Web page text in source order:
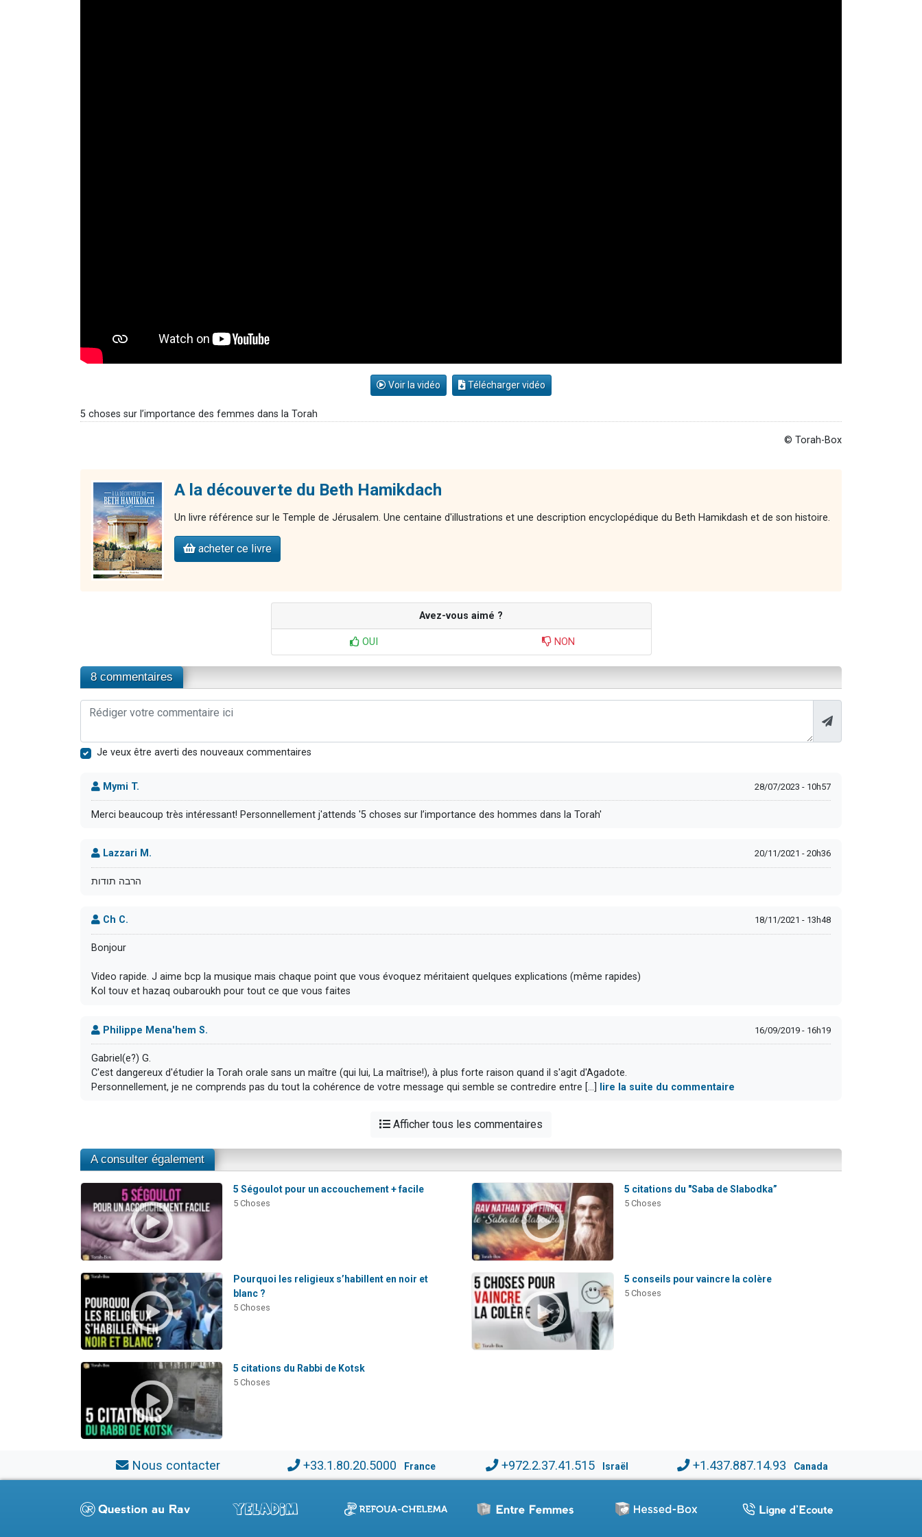
Voir la vidéo Télécharger vidéo
5 choses sur l’importance des femmes dans la Torah
© Torah-Box
A la découverte du Beth Hamikdach
Un livre référence sur le Temple de Jérusalem. Une centaine d'illustrations et une description encyclopédique du Beth Hamikdash et de son histoire.
acheter ce livre
Avez-vous aimé ?
OUI NON
8 commentaires
Je veux être averti des nouveaux commentaires
Mymi T. 28/07/2023 - 10h57
Merci beaucoup très intéressant! Personnellement j'attends '5 choses sur l’importance des hommes dans la Torah'
Lazzari M. 20/11/2021 - 20h36
הרבה תודות
Ch C. 18/11/2021 - 13h48
Bonjour
Video rapide. J aime bcp la musique mais chaque point que vous évoquez méritaient quelques explications (même rapides)
Kol touv et hazaq oubaroukh pour tout ce que vous faites
Philippe Mena'hem S. 16/09/2019 - 16h19
Gabriel(e?) G.
C'est dangereux d'étudier la Torah orale sans un maître (qui lui, La maîtrise!), à plus forte raison quand il s'agit d'Agadote.
Personnellement, je ne comprends pas du tout la cohérence de votre message qui semble se contredire entre [...]
lire la suite du commentaire
Afficher tous les commentaires
A consulter également
5 Ségoulot pour un accouchement + facile
5 Choses
5 citations du "Saba de Slabodka”
5 Choses
Pourquoi les religieux s’habillent en noir et
blanc ?
5 Choses
5 conseils pour vaincre la colère
5 Choses
5 citations du Rabbi de Kotsk
5 Choses
Nous contacter +33.1.80.20.5000 France +972.2.37.41.515 Israël +1.437.887.14.93 Canada